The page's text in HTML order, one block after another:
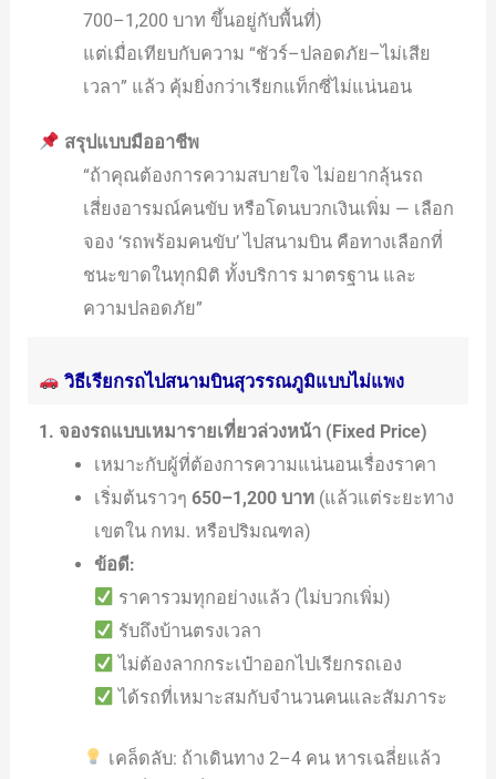
700–1,200 บาท ขึ้นอยู่กับพื้นที่)
แต่เมื่อเทียบกับความ “ชัวร์–ปลอดภัย–ไม่เสีย
เวลา” แล้ว คุ้มยิ่งกว่าเรียกแท็กซี่ไม่แน่นอน
สรุปแบบมืออาชีพ
“ถ้าคุณต้องการความสบายใจ ไม่อยากลุ้นรถ
เสี่ยงอารมณ์คนขับ หรือโดนบวกเงินเพิ่ม — เลือก
จอง ‘รถพร้อมคนขับ’ ไปสนามบิน คือทางเลือกที่
ชนะขาดในทุกมิติ ทั้งบริการ มาตรฐาน และ
ความปลอดภัย”
วิธีเรียกรถไปสนามบินสุวรรณภูมิแบบไม่แพง
1. จองรถแบบเหมารายเที่ยวล่วงหน้า (Fixed Price)
เหมาะกับผู้ที่ต้องการความแน่นอนเรื่องราคา
เริ่มต้นราวๆ 650–1,200 บาท(แล้วแต่ระยะทาง
เขตใน กทม. หรือปริมณฑล)
ข้อดี:
ราคารวมทุกอย่างแล้ว (ไม่บวกเพิ่ม)
รับถึงบ้านตรงเวลา
ไม่ต้องลากกระเป๋าออกไปเรียกรถเอง
ได้รถที่เหมาะสมกับจำนวนคนและสัมภาระ
เคล็ดลับ: ถ้าเดินทาง 2–4 คน หารเฉลี่ยแล้ว